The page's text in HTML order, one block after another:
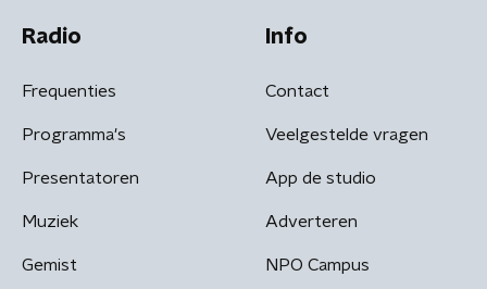
Radio
Frequenties
Programma's
Presentatoren
Muziek
Gemist
Info
Contact
Veelgestelde vragen
App de studio
Adverteren
NPO Campus